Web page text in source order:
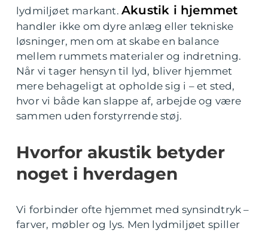
lydmiljøet markant. Akustik i hjemmet
handler ikke om dyre anlæg eller tekniske
løsninger, men om at skabe en balance
mellem rummets materialer og indretning.
Når vi tager hensyn til lyd, bliver hjemmet
mere behageligt at opholde sig i – et sted,
hvor vi både kan slappe af, arbejde og være
sammen uden forstyrrende støj.
Hvorfor akustik betyder
noget i hverdagen
Vi forbinder ofte hjemmet med synsindtryk –
farver, møbler og lys. Men lydmiljøet spiller